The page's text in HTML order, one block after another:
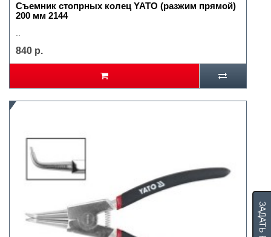
Съемник стопрных колец YATO (разжим прямой)
200 мм 2144
840 р.